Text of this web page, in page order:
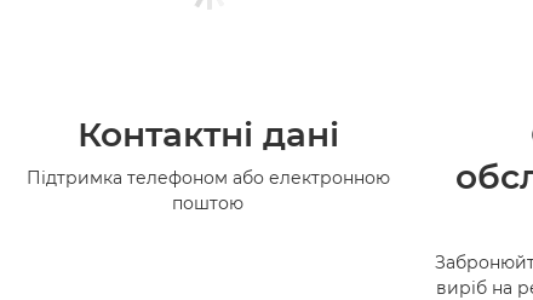
Контактні дані
Підтримка телефоном або електронною
поштою
виріб на